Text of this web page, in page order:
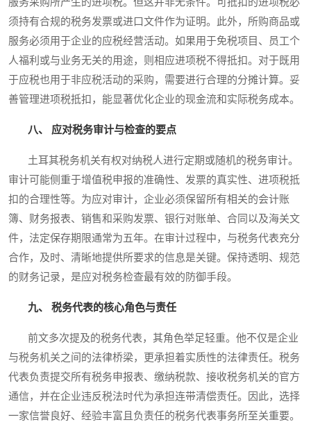
须持有合规的税务发票或进口文件作为证明。此外，所购商品或
服务必须用于企业的应税经营活动。如果用于免税项目、员工个
人福利或与业务无关的用途，则相应进项税不得抵扣。对于既用
于应税也用于非应税活动的采购，需要进行合理的分摊计算。妥
善管理进项税抵扣，能显著优化企业的现金流和实际税务成本。
八、 应对税务审计与检查的要点
土耳其税务机关有权对纳税人进行定期或随机的税务审计。
审计可能侧重于增值税申报的准确性、发票的真实性、进项税抵
扣的合理性等。为应对审计，企业必须保留所有相关的会计账
簿、财务报表、销售和采购发票、银行对账单、合同以及海关文
件，法定保存期限通常为五年。在审计过程中，与税务代表充分
合作，及时、清晰地提供所要求的信息是关键。保持透明、规范
的财务记录，是应对税务检查最有效的防御手段。
九、 税务代表的核心角色与责任
前文多次提及的税务代表，其角色举足轻重。他不仅是企业
与税务机关之间的法律桥梁，更承担着实质性的法律责任。税务
代表负责提交所有税务申报表、缴纳税款、接收税务机关的官方
通信，并在企业违反税法时代为承担连带清偿责任。因此，选择
一家信誉良好、经验丰富且负责任的税务代表事务所至关重要。